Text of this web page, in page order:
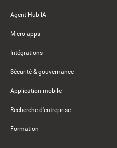
Agent Hub IA
Micro-apps
Intégrations
Sécurité & gouvernance
Application mobile
Recherche d'entreprise
Formation